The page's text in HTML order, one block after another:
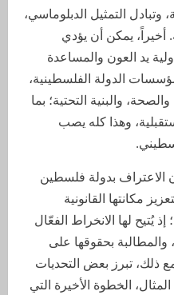
وتبادل التمثيل الدبلوماسي،
أخيراً، يمكن أن يؤدي
يد العون والمساعدة
الدولة الفلسطينية،
والبنية التحتية؛ بما
وهذا كله يصب
الاعتراف بدولة فلسطين
مكانتها القانونية
يُتيح لها الانخراط الفعّال
بحقوقها على
ذلك، تبرز بعض التحديات
الخطوة الأخيرة التي